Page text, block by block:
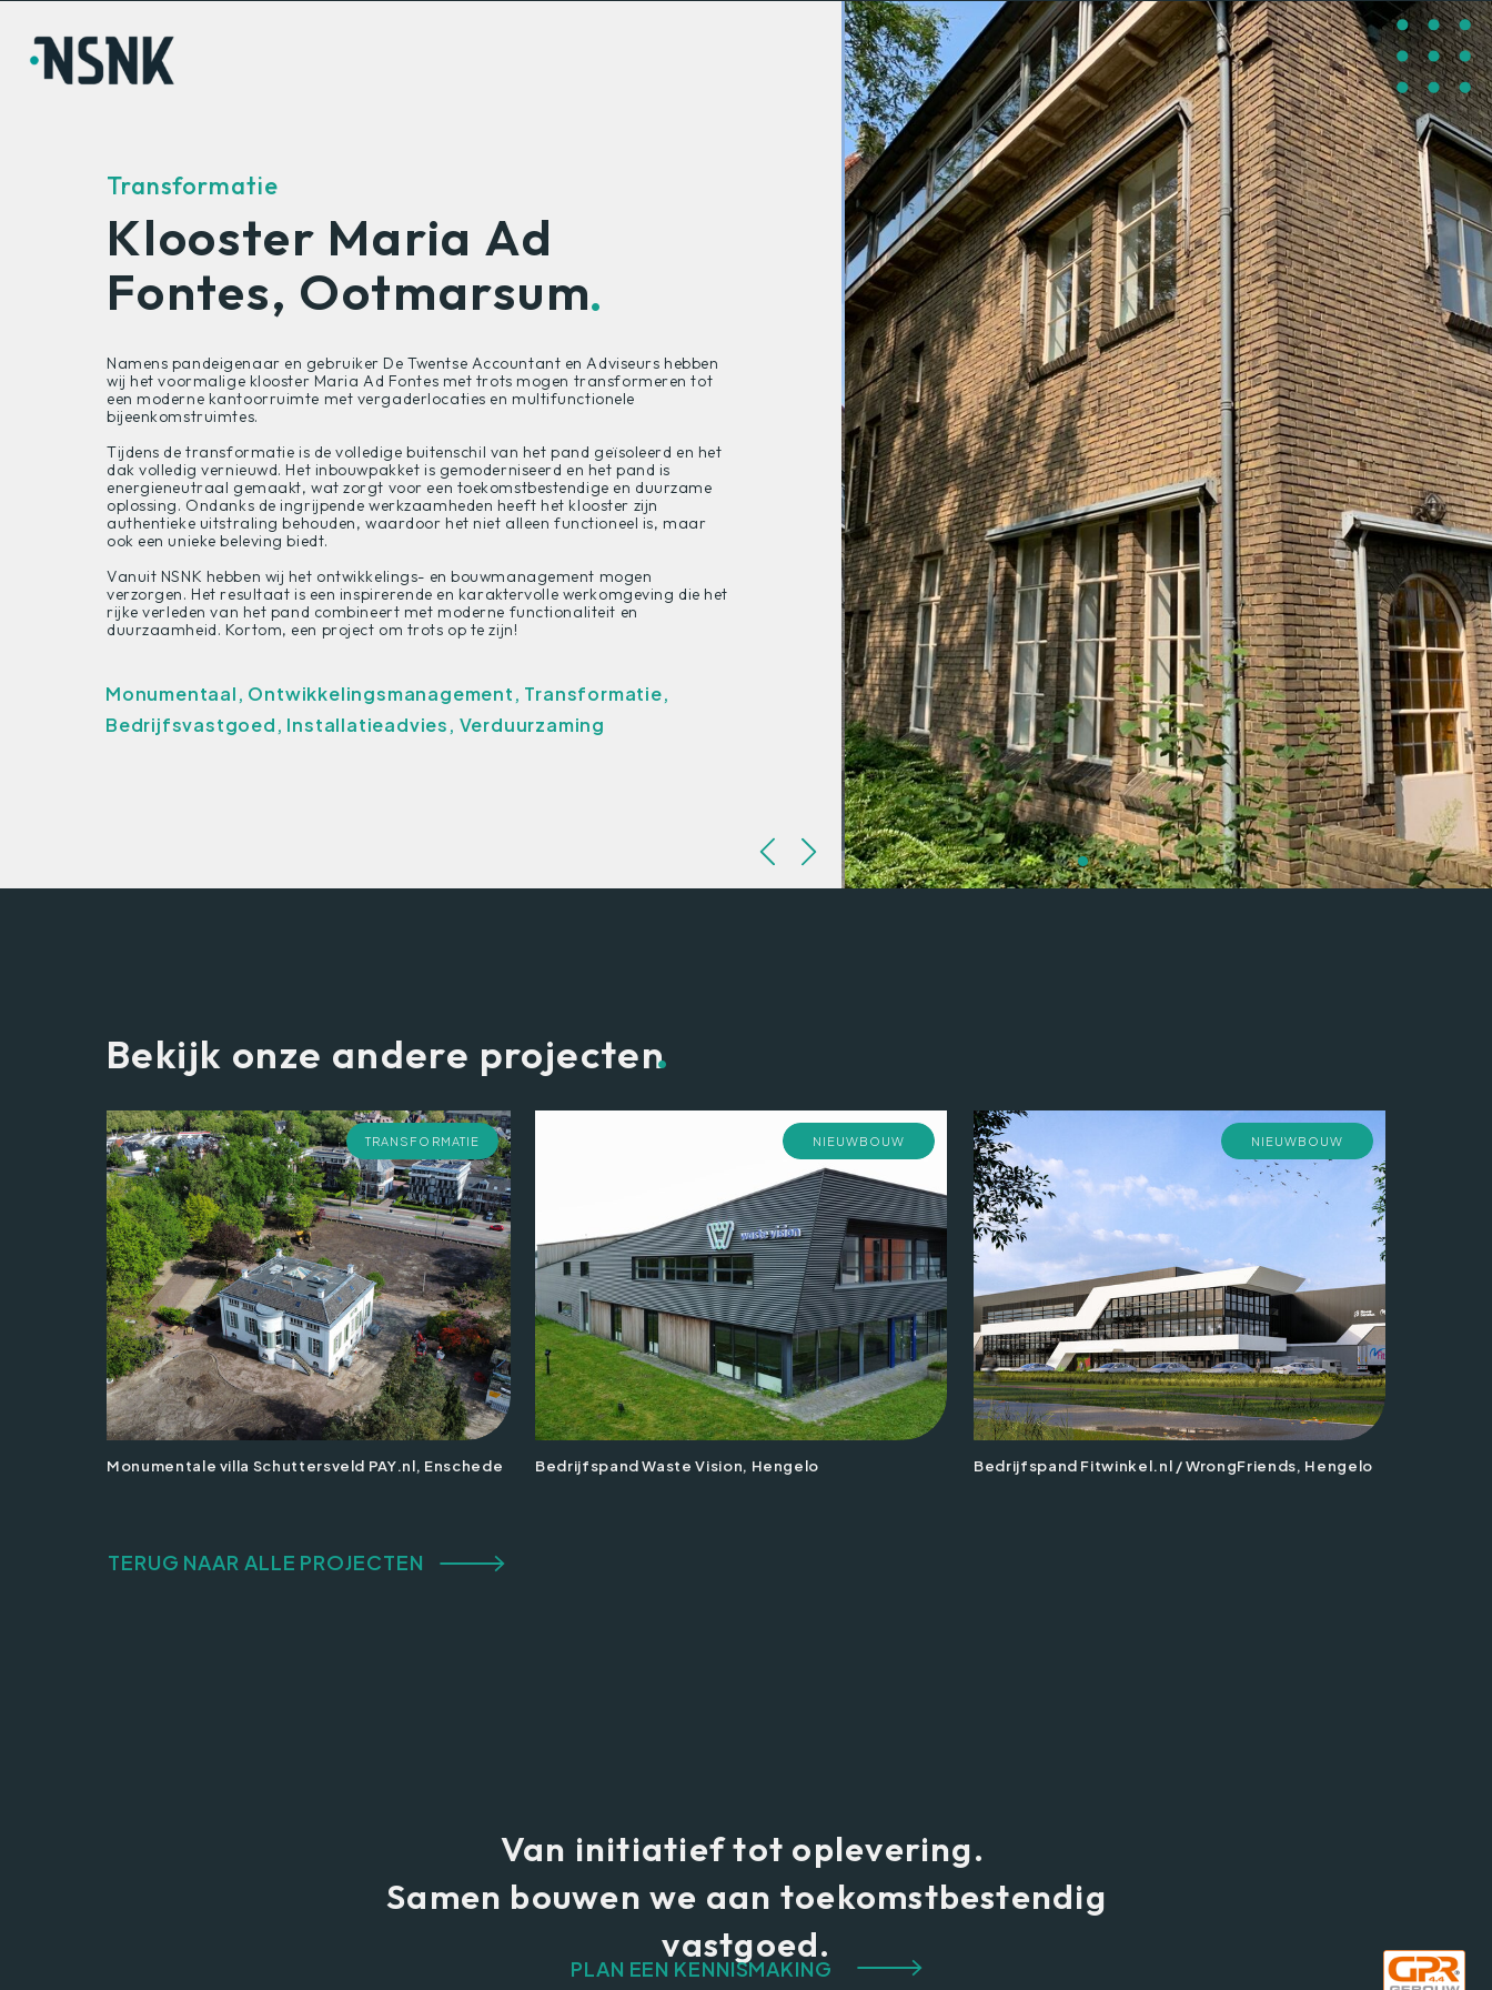
Namens pandeigenaar en gebruiker De Twentse Accountant en Adviseurs hebben
wij het voormalige klooster Maria Ad Fontes met trots mogen transformeren tot
een moderne kantoorruimte met vergaderlocaties en multifunctionele
bijeenkomstruimtes.
Tijdens de transformatie is de volledige buitenschil van het pand geïsoleerd en het
dak volledig vernieuwd. Het inbouwpakket is gemoderniseerd en het pand is
energieneutraal gemaakt, wat zorgt voor een toekomstbestendige en duurzame
oplossing. Ondanks de ingrijpende werkzaamheden heeft het klooster zijn
authentieke uitstraling behouden, waardoor het niet alleen functioneel is, maar
ook een unieke beleving biedt.
Vanuit NSNK hebben wij het ontwikkelings- en bouwmanagement mogen
verzorgen. Het resultaat is een inspirerende en karaktervolle werkomgeving die het
rijke verleden van het pand combineert met moderne functionaliteit en
duurzaamheid. Kortom, een project om trots op te zijn!
Klooster Maria Ad
Fontes, Ootmarsum.
Transformatie
Monumentaal, Ontwikkelingsmanagement, Transformatie,
Bedrijfsvastgoed, Installatieadvies, Verduurzaming
Monumentale villa Schuttersveld PAY.nl, Enschede Bedrijfspand Waste Vision, Hengelo Bedrijfspand Fitwinkel.nl / WrongFriends, Hengelo
Bekijk onze andere projecten
.
TERUG NAAR ALLE PROJECTEN
NIEUWBOUW
NIEUWBOUW
TRANSFORMATIE
Van initiatief tot oplevering.
Samen bouwen we aan toekomstbestendig
vastgoed.
PLAN EEN KENNISMAKING